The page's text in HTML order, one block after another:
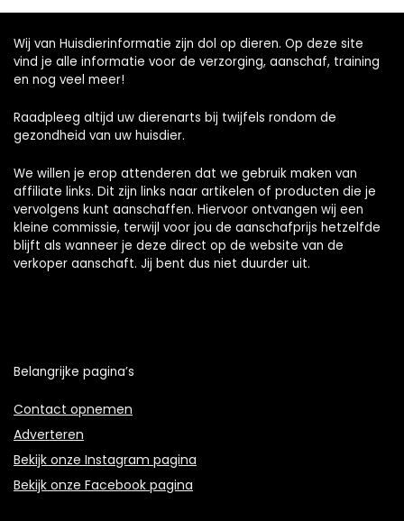
Wij van Huisdierinformatie zijn dol op dieren. Op deze site
vind je alle informatie voor de verzorging, aanschaf, training
en nog veel meer!
Raadpleeg altijd uw dierenarts bij twijfels rondom de
gezondheid van uw huisdier.
We willen je erop attenderen dat we gebruik maken van
affiliate links. Dit zijn links naar artikelen of producten die je
vervolgens kunt aanschaffen. Hiervoor ontvangen wij een
kleine commissie, terwijl voor jou de aanschafprijs hetzelfde
blijft als wanneer je deze direct op de website van de
verkoper aanschaft. Jij bent dus niet duurder uit.
Belangrijke pagina’s
Contact opnemen
Adverteren
Bekijk onze Instagram pagina
Bekijk onze Facebook pagina